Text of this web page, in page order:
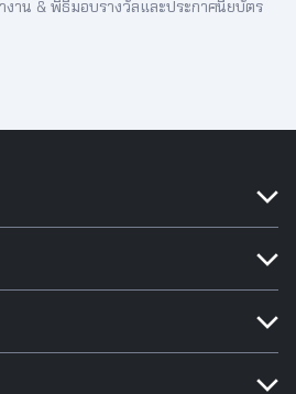
าน & พิธีมอบรางวัลและประกาศนียบัตร